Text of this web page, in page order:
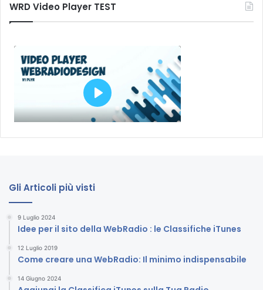
WRD Video Player TEST
Gli Articoli più visti
9 Luglio 2024
Idee per il sito della WebRadio : le Classifiche iTunes
12 Luglio 2019
Come creare una WebRadio: Il minimo indispensabile
14 Giugno 2024